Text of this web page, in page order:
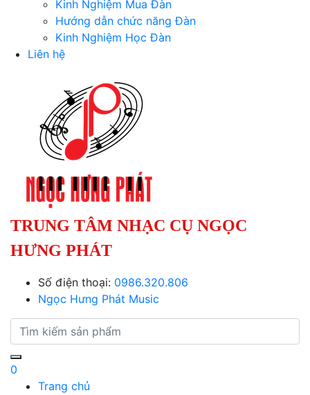
Kinh Nghiệm Mua Đàn
Hướng dẫn chức năng Đàn
Kinh Nghiệm Học Đàn
Liên hệ
TRUNG TÂM NHẠC CỤ NGỌC
HƯNG PHÁT
Số điện thoại: 0986.320.806
Ngọc Hưng Phát Music
0
Trang chủ